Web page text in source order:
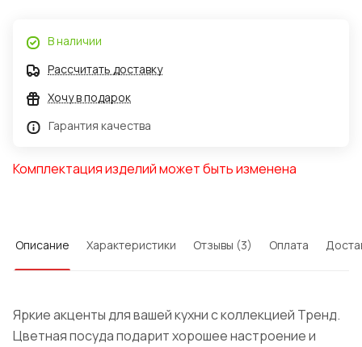
В наличии
Рассчитать доставку
Хочу в подарок
Гарантия качества
Комплектация изделий может быть изменена
Описание Характеристики Отзывы (3) Оплата
Яркие акценты для вашей кухни с коллекцией Тренд.
Цветная посуда подарит хорошее настроение и